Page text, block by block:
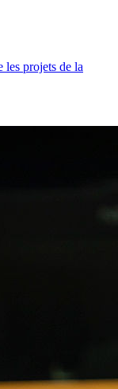
les projets de la